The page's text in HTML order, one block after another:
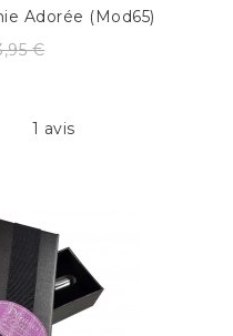
Adorée (mod65)
€
1 avis